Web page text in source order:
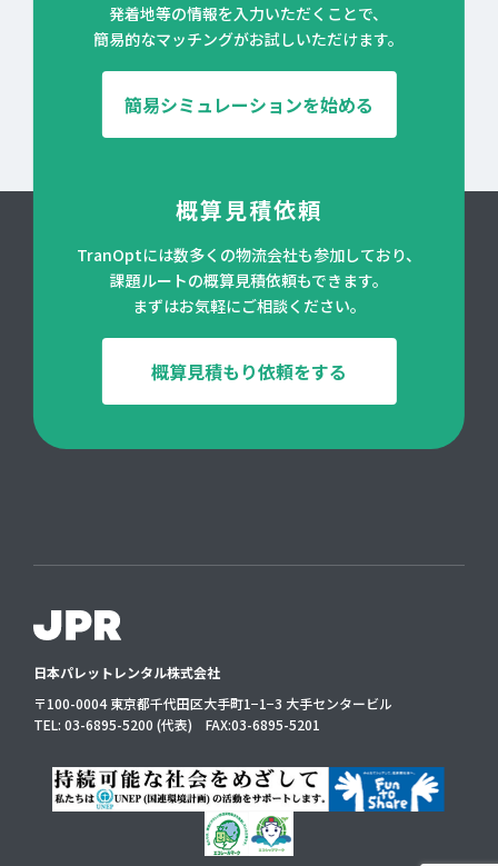
発着地等の情報を入力いただくことで、
簡易的なマッチングがお試しいただけます。
簡易シミュレーションを始める
概算見積依頼
TranOptには数多くの物流会社も参加しており、
課題ルートの概算見積依頼もできます。
まずはお気軽にご相談ください。
概算見積もり依頼をする
日本パレットレンタル株式会社
〒100-0004 東京都千代田区大手町1−1−3 大手センタービル
TEL: 03-6895-5200 (代表) FAX:03-6895-5201